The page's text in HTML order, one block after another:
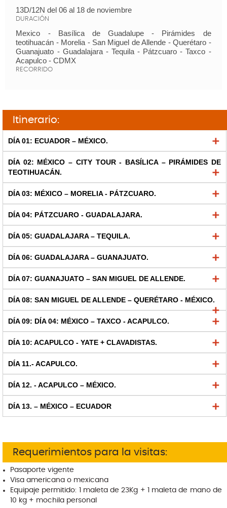
13D/12N del 06 al 18 de noviembre
DURACIÓN
Mexico - Basílica de Guadalupe - Pirámides de
teotihuacán - Morelia - San Miguel de Allende - Querétaro -
Guanajuato - Guadalajara - Tequila - Pátzcuaro - Taxco -
Acapulco - CDMX
RECORRIDO
Itinerario:
DÍA 01: ECUADOR – MÉXICO.
DÍA 02: MÉXICO – CITY TOUR - BASÍLICA – PIRÁMIDES DE
TEOTIHUACÁN.
DÍA 03: MÉXICO – MORELIA - PÁTZCUARO.
DÍA 04: PÁTZCUARO - GUADALAJARA.
DÍA 05: GUADALAJARA – TEQUILA.
DÍA 06: GUADALAJARA – GUANAJUATO.
DÍA 07: GUANAJUATO – SAN MIGUEL DE ALLENDE.
DÍA 08: SAN MIGUEL DE ALLENDE – QUERÉTARO - MÉXICO.
DÍA 09: DÍA 04: MÉXICO – TAXCO - ACAPULCO.
DÍA 10: ACAPULCO - YATE + CLAVADISTAS.
DÍA 11.- ACAPULCO.
DÍA 12. - ACAPULCO – MÉXICO.
DÍA 13. – MÉXICO – ECUADOR
Requerimientos para la visitas:
Pasaporte vigente
Visa americana o mexicana
Equipaje permitido: 1 maleta de 23Kg + 1 maleta de mano de
10 kg + mochila personal